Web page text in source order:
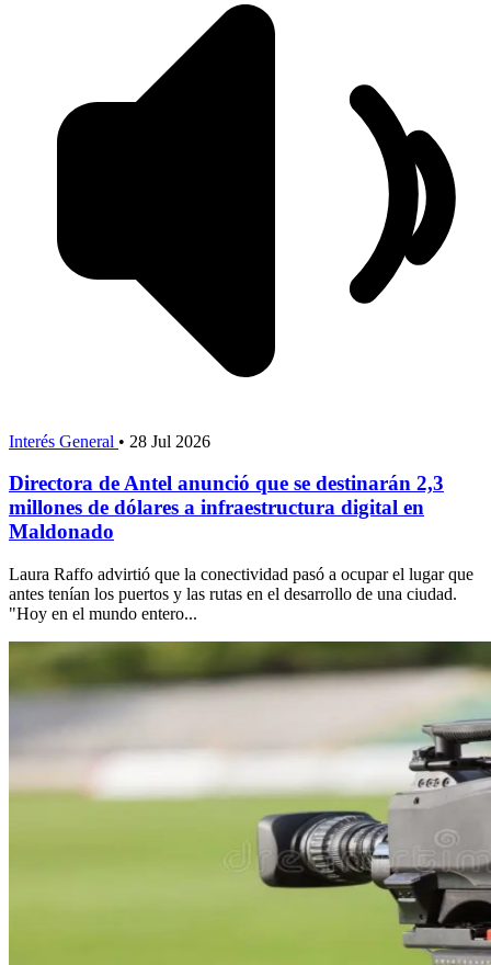
Interés General • 28 Jul 2026
Directora de Antel anunció que se destinarán 2,3
millones de dólares a infraestructura digital en
Maldonado
Laura Raffo advirtió que la conectividad pasó a ocupar el lugar que
antes tenían los puertos y las rutas en el desarrollo de una ciudad.
"Hoy en el mundo entero...